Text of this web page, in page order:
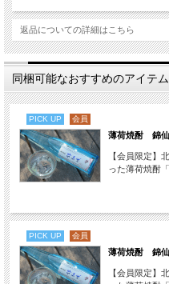
※20歳未満の者への酒類の販売はいた
※酒類のご購入には会員登録が必要で
きへ進む」から、必要事項を入力して
返品についての詳細はこちら
同梱可能なおすすめのアイテム
PICK UP 会員
薄荷焼酎 錦
【会員限定】
った薄荷焼酎
PICK UP 会員
薄荷焼酎 錦仙
【会員限定】